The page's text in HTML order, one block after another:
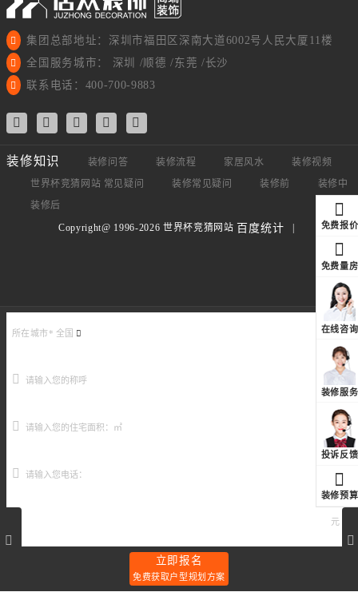
·
沙
免费报价
免费量房
在线咨询
装修服务
投诉反馈
装修预算
集团总部地址：深圳市福田区深南大道6002号人民大厦11楼
全国服务城市： 深圳 /顺德 /东莞 /长沙
联系电话：400-700-9883
装修知识 装修问答 装修流程 家居风水
装修视频
世界杯竞猜网站 常见疑问
装修常见疑问 装修前
装修中
装修后
Copyright@ 1996-2026 世界杯竞猜网站 百度统计
所在城市* 全国
元
立即报名
免费获取户型规划方案